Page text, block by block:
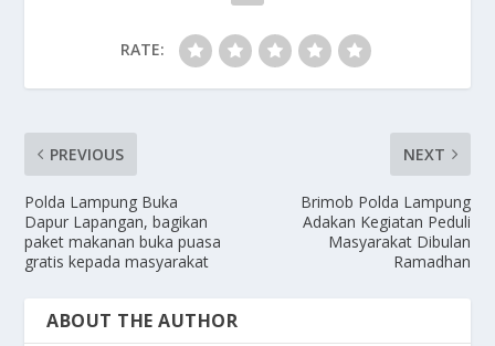
RATE:
PREVIOUS
Polda Lampung Buka
Dapur Lapangan, bagikan
paket makanan buka puasa
gratis kepada masyarakat
NEXT
Brimob Polda Lampung
Adakan Kegiatan Peduli
Masyarakat Dibulan
Ramadhan
ABOUT THE AUTHOR